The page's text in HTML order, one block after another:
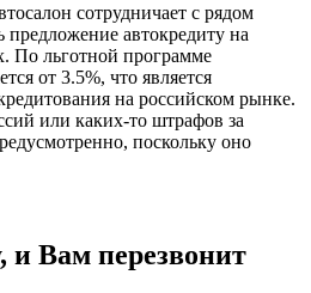
сотрудничает с рядом
предложение автокредиту на
По льготной программе
от 3.5%, что является
на российском рынке.
или каких-то штрафов за
поскольку оно
и Вам перезвонит